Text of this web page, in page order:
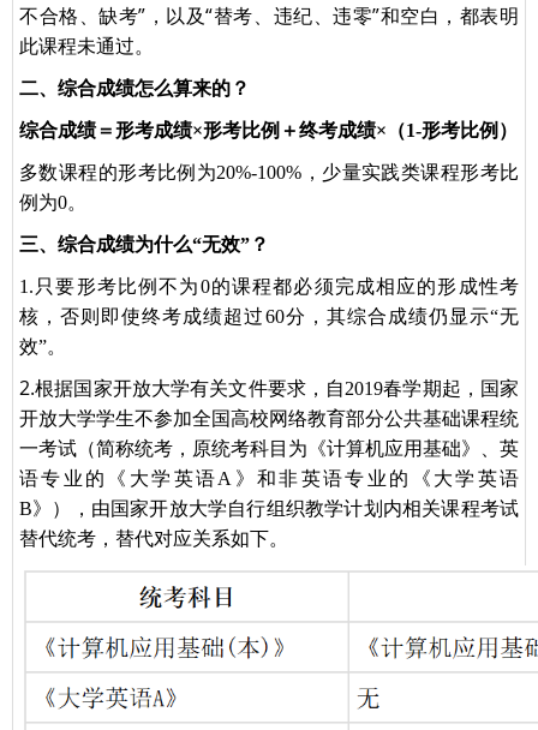
不合格、缺考”，以及“替考、违纪、违零”和空白，都表明
此课程未通过。
二、综合成绩怎么算来的？
综合成绩＝形考成绩×形考比例＋终考成绩×（1-形考比例）
多数课程的形考比例为20%-100%，少量实践类课程形考比
例为0。
三、综合成绩为什么“无效”？
1.只要形考比例不为0的课程都必须完成相应的形成性考
核，否则即使终考成绩超过60分，其综合成绩仍显示“无
效”。
2.根据国家开放大学有关文件要求，自2019春学期起，国家
开放大学学生不参加全国高校网络教育部分公共基础课程统
一考试（简称统考，原统考科目为《计算机应用基础》、英
语专业的《大学英语A》和非英语专业的《大学英语
B》），由国家开放大学自行组织教学计划内相关课程考试
替代统考，替代对应关系如下。